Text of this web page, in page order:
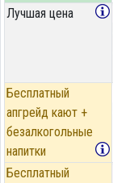
Лучшая цена
Бесплатный
апгрейд кают +
безалкогольные
напитки
Бесплатный